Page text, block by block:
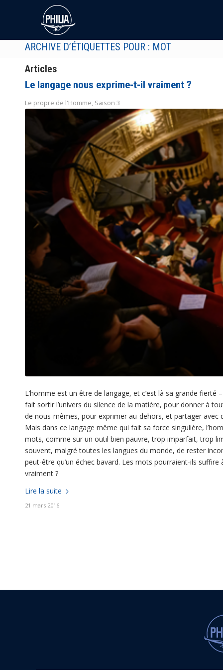
ARCHIVE D’ÉTIQUETTES POUR : MOT
Articles
Le langage nous exprime-t-il vraiment ?
Le propre de l'Homme, Saison 3
L’homme est un être de langage, et c’est là sa grande fierté
fait sortir l’univers du silence de la matière, pour donner à
de nous-mêmes, pour exprimer au-dehors, et partager avec
Mais dans ce langage même qui fait sa force singulière,
mots, comme sur un outil bien pauvre, trop imparfait, trop
souvent, malgré toutes les langues du monde, de rester
peut-être qu’un échec bavard. Les mots pourraient-ils
vraiment ?
Lire la suite
21 mars 2016